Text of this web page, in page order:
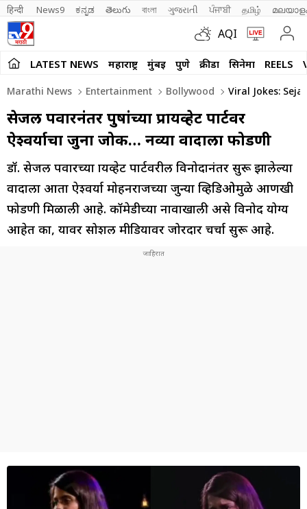
हिन्दी News9 ಕನ್ನಡ తెలుగు বাংলা ગુજરાતી ਪੰਜਾਬੀ தமிழ்
AQI
LATEST NEWS महाराष्ट्र मुंबई पुणे क्रीडा सिनेमा REELS
Marathi News Entertainment Bollywood Viral Jokes:
सेजल पवारनंतर पुरुषांच्या प्रायव्हेट पार्टवर
ऐश्वर्याचा जुना जोक… नव्या वादाला फोडणी
डॉ. सेजल पवारच्या प्रायव्हेट पार्टवरील विनोदानंतर सुरू झालेल्या
वादाला आता ऐश्वर्या मोहनराजच्या जुन्या व्हिडिओमुळे आणखी
फोडणी मिळाली आहे. कॉमेडीच्या नावाखाली असे विनोद योग्य
आहेत का, यावर सोशल मीडियावर जोरदार चर्चा सुरू आहे.